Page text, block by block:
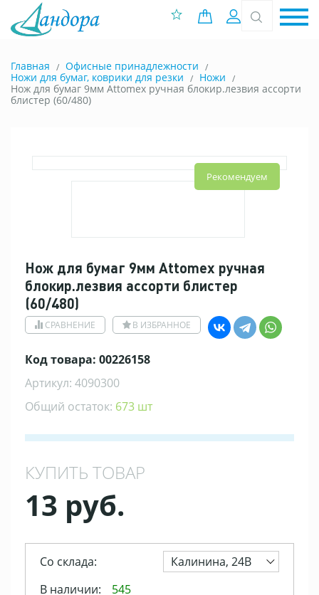
0 позиций
Вход
Главная
Офисные принадлежности
Ножи для бумаг, коврики для резки
Ножи
Нож для бумаг 9мм Attomex ручная блокир.лезвия ассорти
блистер (60/480)
Рекомендуем
Нож для бумаг 9мм Attomex ручная
блокир.лезвия ассорти блистер
(60/480)
СРАВНЕНИЕ В ИЗБРАННОЕ
Код товара: 00226158
Артикул: 4090300
Общий остаток: 673 шт
КУПИТЬ ТОВАР
13 руб.
Со склада:
Калинина, 24В
В наличии:
545